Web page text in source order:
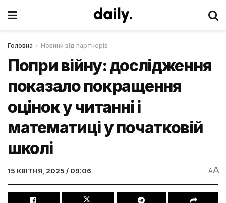
Головна Новини від партнерів
Попри війну: дослідження
показало покращення
оцінок у читанні і
математиці у початковій
школі
15 КВІТНЯ, 2025 / 09:06 AA